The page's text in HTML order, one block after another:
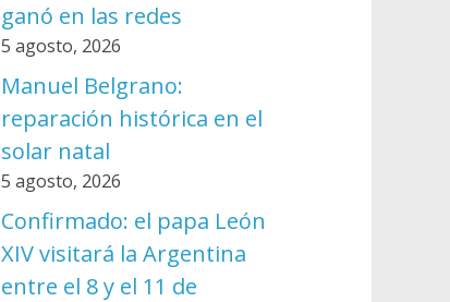
ganó en las redes
5 agosto, 2026
Manuel Belgrano:
reparación histórica en el
solar natal
5 agosto, 2026
Confirmado: el papa León
XIV visitará la Argentina
entre el 8 y el 11 de